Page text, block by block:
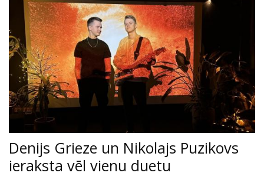
Denijs Grieze un Nikolajs Puzikovs
ieraksta vēl vienu duetu